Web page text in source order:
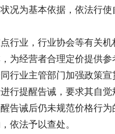
况为基本依据，依法行
业，行业协会等有关机
为经营者合理定价提供参
业主管部门加强政策宣
行提醒告诫，要求其自觉
诫后仍未规范价格行为
依法予以查处。